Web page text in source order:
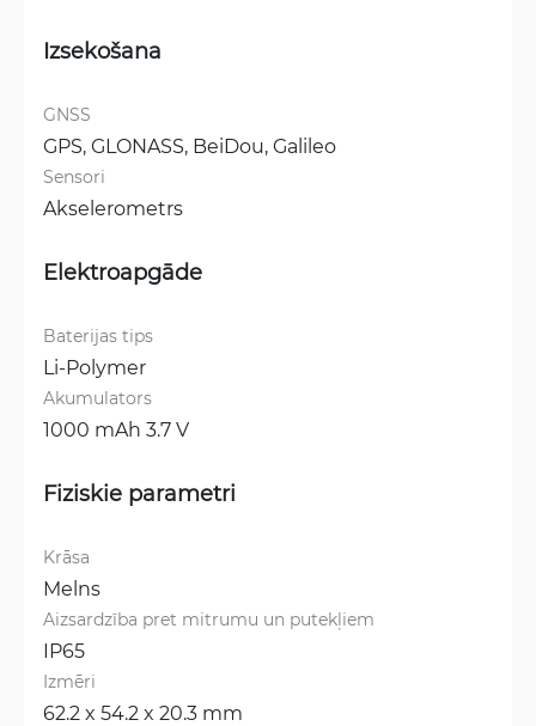
Izsekošana
GNSS
GPS, GLONASS, BeiDou, Galileo
Sensori
Akselerometrs
Elektroapgāde
Baterijas tips
Li-Polymer
Akumulators
1000 mAh 3.7 V
Fiziskie parametri
Krāsa
Melns
Aizsardzība pret mitrumu un putekļiem
IP65
Izmēri
62.2 x 54.2 x 20.3 mm